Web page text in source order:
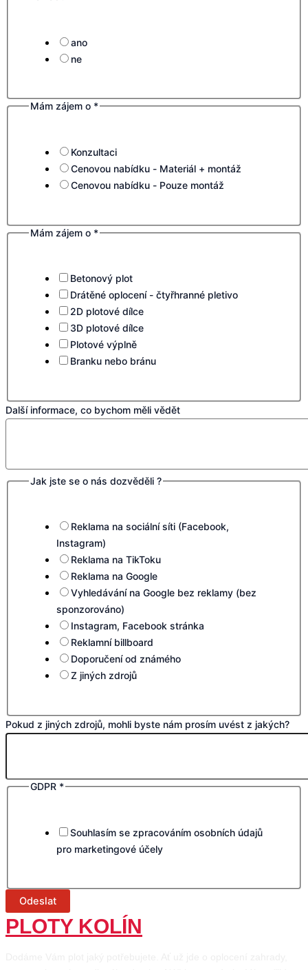
ano
ne
Mám zájem o *
Konzultaci
Cenovou nabídku - Materiál + montáž
Cenovou nabídku - Pouze montáž
Mám zájem o *
Betonový plot
Drátěné oplocení - čtyřhranné pletivo
2D plotové dílce
3D plotové dílce
Plotové výplně
Branku nebo bránu
Další informace, co bychom měli vědět
Jak jste se o nás dozvěděli ?
Reklama na sociální síti (Facebook,
Instagram)
Reklama na TikToku
Reklama na Google
Vyhledávání na Google bez reklamy (bez
sponzorováno)
Instagram, Facebook stránka
Reklamní billboard
Doporučení od známého
Z jiných zdrojů
Pokud z jiných zdrojů, mohli byste nám prosím uvést z jakých?
GDPR *
Souhlasím se zpracováním osobních údajů
pro marketingové účely
Odeslat
PLOTY KOLÍN